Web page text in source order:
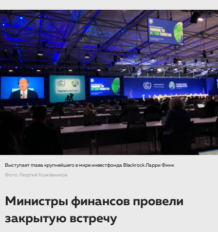
Выступает глава крупнейшего в мире инвестфонда Blackrock Ларри Финк
Фото: Георгий Кожевников
Министры финансов провели
закрытую встречу